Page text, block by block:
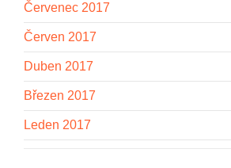
Červenec 2017
Červen 2017
Duben 2017
Březen 2017
Leden 2017